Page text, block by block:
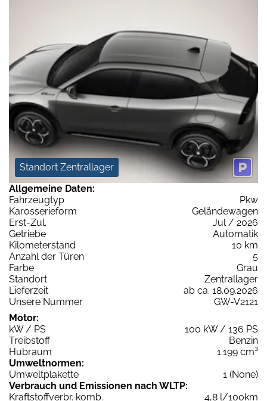
Standort Zentrallager
Allgemeine Daten:
Fahrzeugtyp
Pkw
Karosserieform
Geländewagen
Erst-Zul.
Jul / 2026
Getriebe
Automatik
Kilometerstand
10 km
Anzahl der Türen
5
Farbe
Grau
Standort
Zentrallager
Lieferzeit
ab ca. 18.09.2026
Unsere Nummer
GW-V2121
Motor:
kW / PS
100 kW / 136 PS
Treibstoff
Benzin
Hubraum
1.199 cm³
Umweltnormen:
Umweltplakette
1 (None)
Verbrauch und Emissionen nach WLTP:
Kraftstoffverbr. komb.
4,8 l/100km